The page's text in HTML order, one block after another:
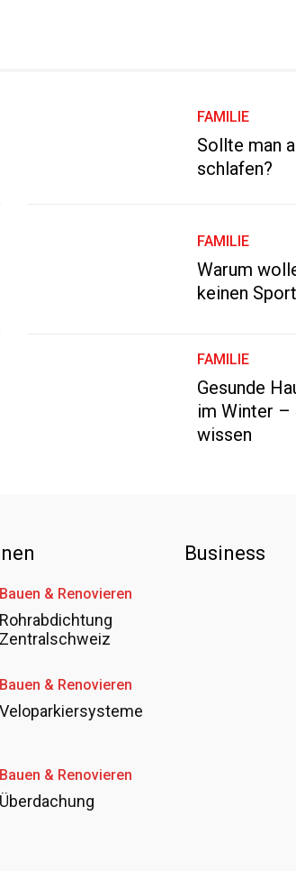
FAMILIE
Sollte man
schlafen?
FAMILIE
Warum
keinen
FAMILIE
Gesunde
im Winter –
wissen
Bauen & Renovieren
Rohrabdichtung
Zentralschweiz
Bauen & Renovieren
Veloparkiersysteme
Bauen & Renovieren
Überdachung
Business